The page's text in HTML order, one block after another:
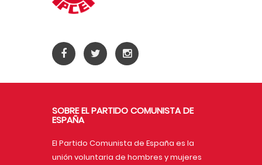
SOBRE EL PARTIDO COMUNISTA DE
ESPAÑA
El Partido Comunista de España es la
unión voluntaria de hombres y mujeres